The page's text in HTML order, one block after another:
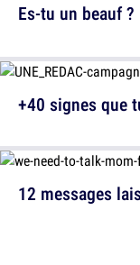
12 messages
Es-tu un beauf ?
+40 signes que